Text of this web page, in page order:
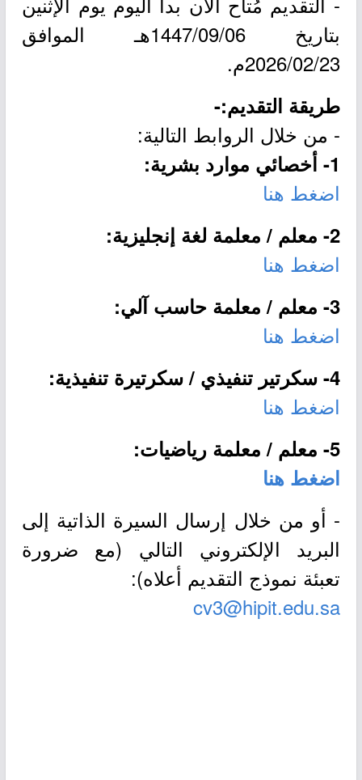
بتاريخ 1447/09/06هـ الموافق
2026/02/23م.
طريقة التقديم:-
- من خلال الروابط التالية:
1- أخصائي موارد بشرية:
اضغط هنا
2- معلم / معلمة لغة إنجليزية:
اضغط هنا
3- معلم / معلمة حاسب آلي:
اضغط هنا
4- سكرتير تنفيذي / سكرتيرة تنفيذية:
اضغط هنا
5- معلم / معلمة رياضيات:
اضغط هنا
- أو من خلال إرسال السيرة الذاتية إلى
البريد الإلكتروني التالي (مع ضرورة
تعبئة نموذج التقديم أعلاه):
cv3@hipit.edu.sa